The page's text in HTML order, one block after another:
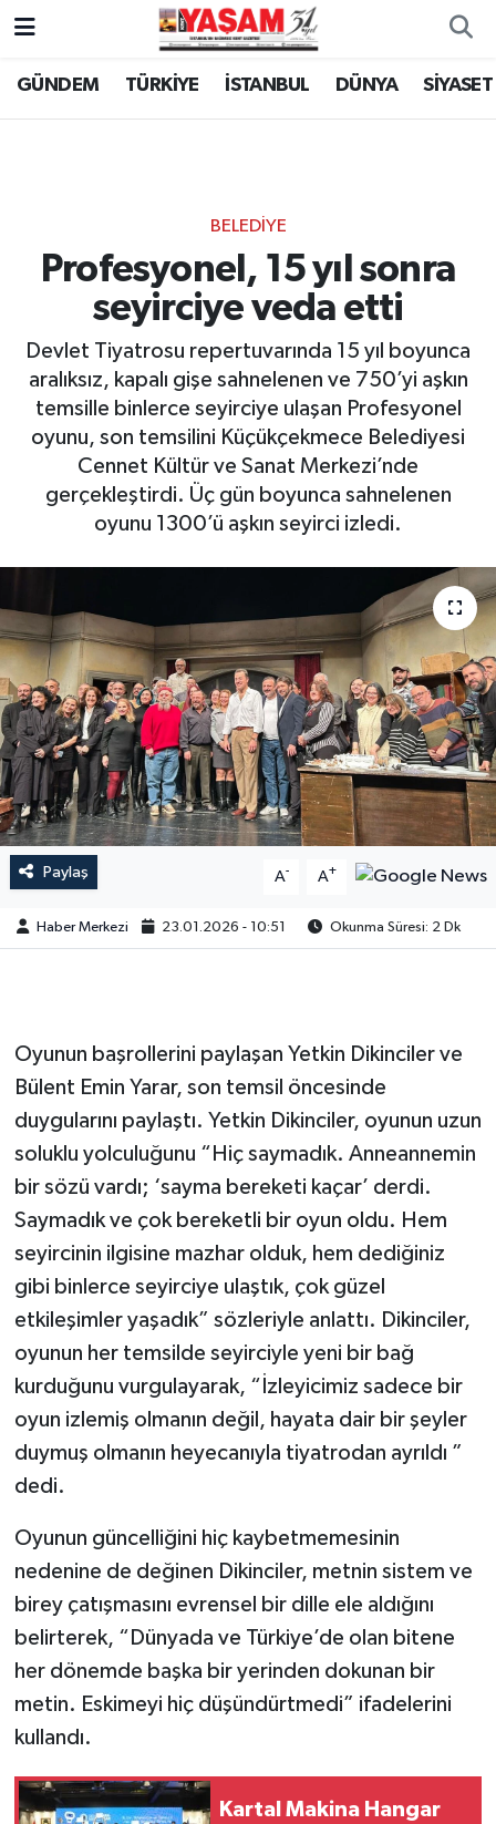
GÜNDEM TÜRKİYE İSTANBUL DÜNYA SİYASET
BELEDİYE
Profesyonel, 15 yıl sonra
seyirciye veda etti
Devlet Tiyatrosu repertuvarında 15 yıl boyunca
aralıksız, kapalı gişe sahnelenen ve 750’yi aşkın
temsille binlerce seyirciye ulaşan Profesyonel
oyunu, son temsilini Küçükçekmece Belediyesi
Cennet Kültür ve Sanat Merkezi’nde
gerçekleştirdi. Üç gün boyunca sahnelenen
oyunu 1300’ü aşkın seyirci izledi.
Paylaş A- A+
Haber Merkezi 23.01.2026 - 10:51 Okunma Süresi: 2 Dk
Oyunun başrollerini paylaşan Yetkin Dikinciler ve
Bülent Emin Yarar, son temsil öncesinde
duygularını paylaştı. Yetkin Dikinciler, oyunun uzun
soluklu yolculuğunu “Hiç saymadık. Anneannemin
bir sözü vardı; ‘sayma bereketi kaçar’ derdi.
Saymadık ve çok bereketli bir oyun oldu. Hem
seyircinin ilgisine mazhar olduk, hem dediğiniz
gibi binlerce seyirciye ulaştık, çok güzel
etkileşimler yaşadık” sözleriyle anlattı. Dikinciler,
oyunun her temsilde seyirciyle yeni bir bağ
kurduğunu vurgulayarak, “İzleyicimiz sadece bir
oyun izlemiş olmanın değil, hayata dair bir şeyler
duymuş olmanın heyecanıyla tiyatrodan ayrıldı ”
dedi.
Oyunun güncelliğini hiç kaybetmemesinin
nedenine de değinen Dikinciler, metnin sistem ve
birey çatışmasını evrensel bir dille ele aldığını
belirterek, “Dünyada ve Türkiye’de olan bitene
her dönemde başka bir yerinden dokunan bir
metin. Eskimeyi hiç düşündürtmedi” ifadelerini
kullandı.
Kartal Makina Hangar